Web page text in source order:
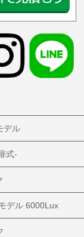
デル
式-
デル 6000Lux